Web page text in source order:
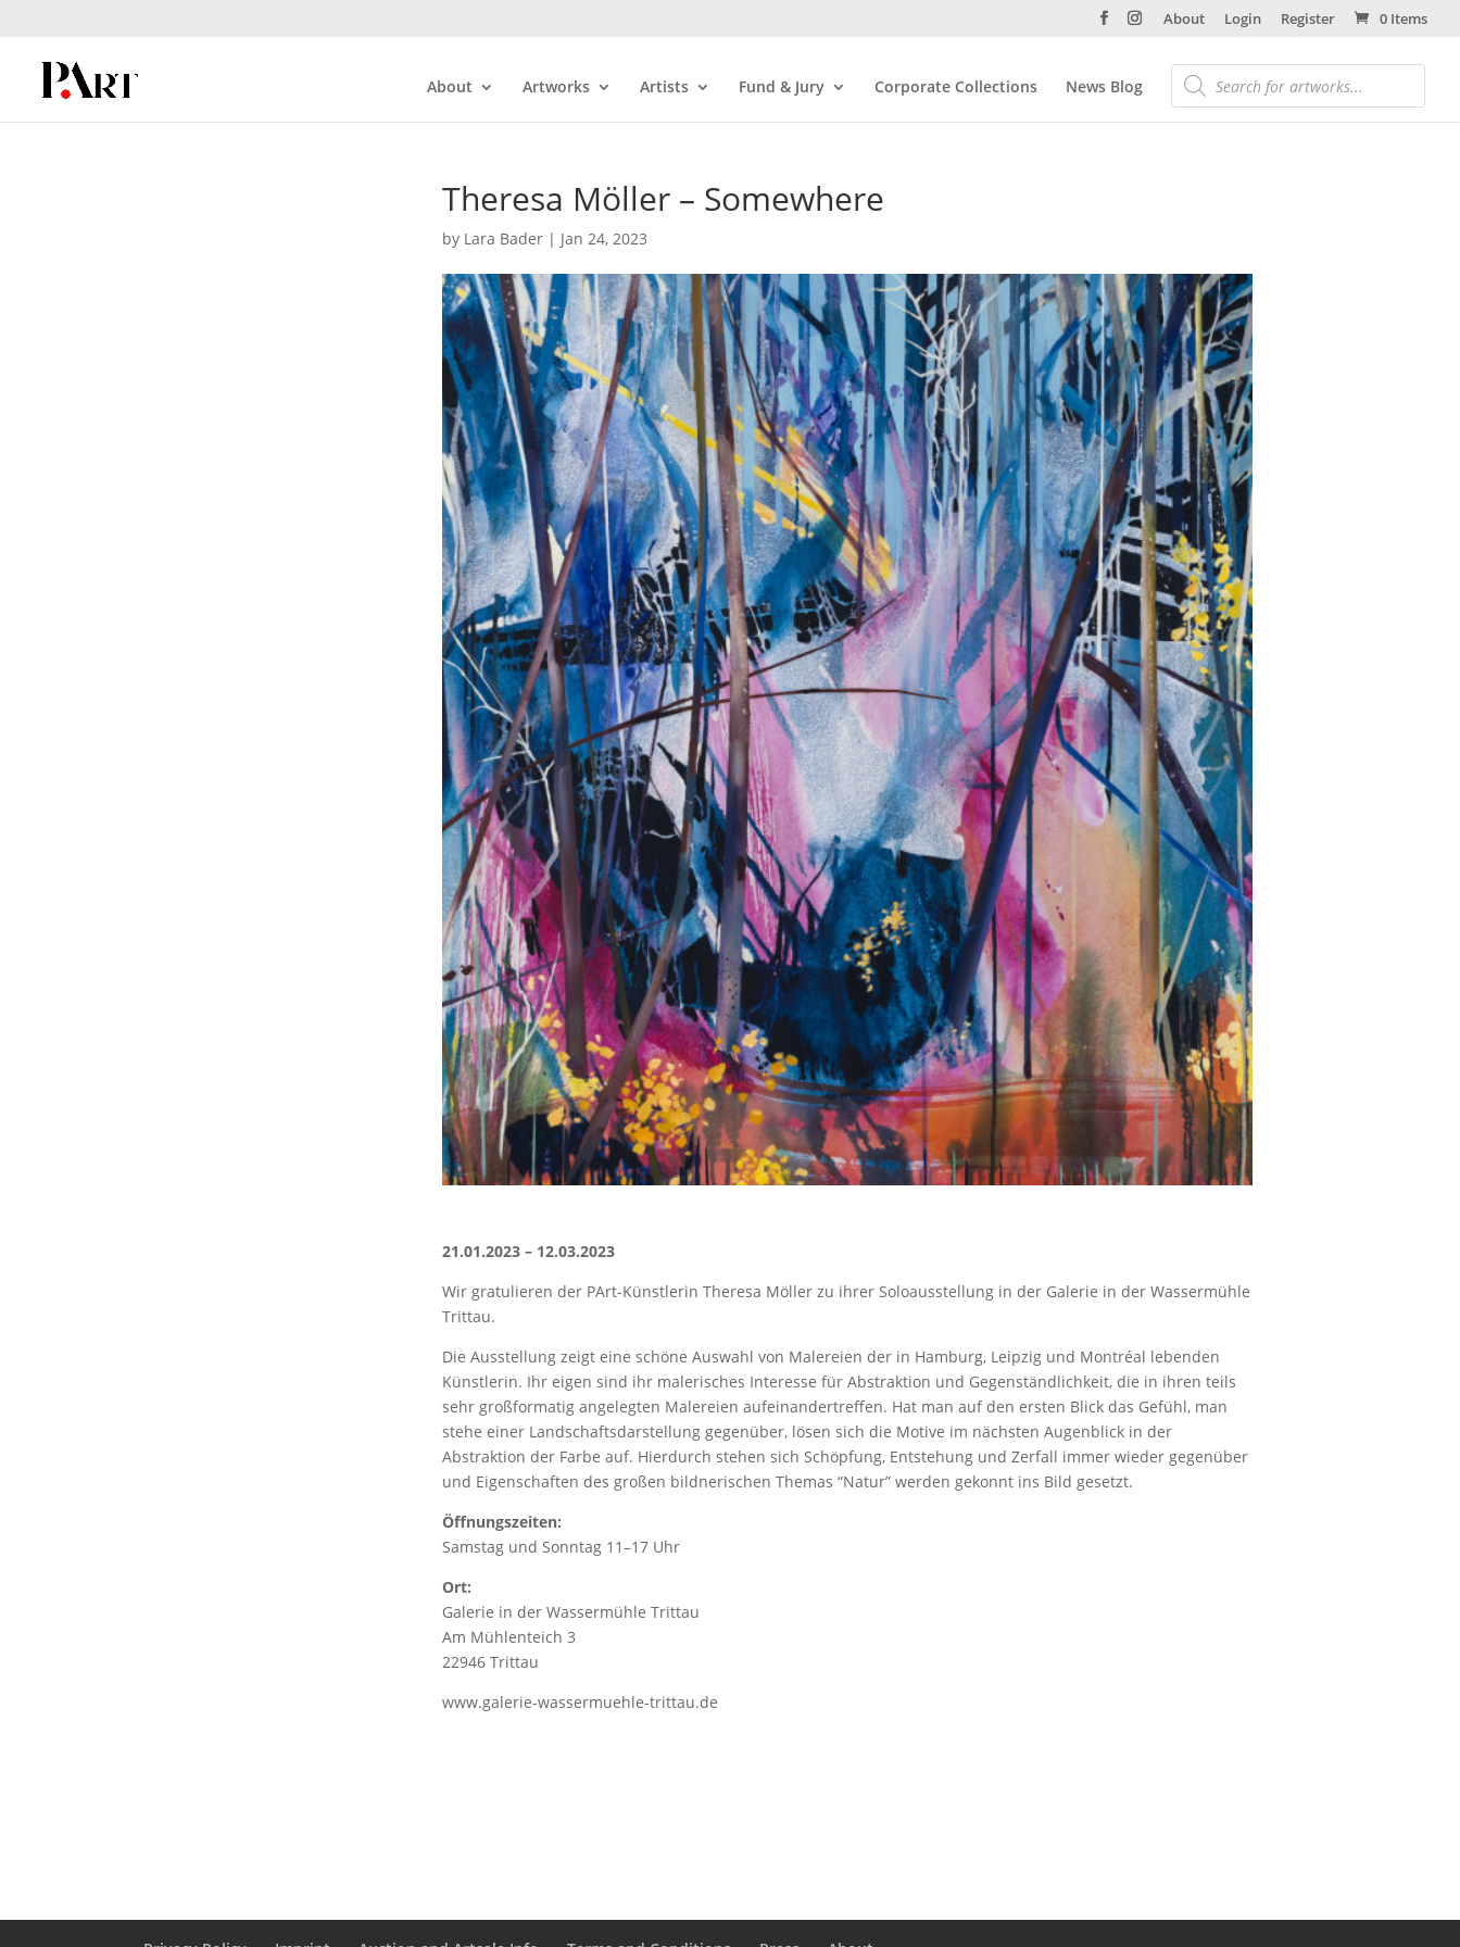
About Login Register 0 Items
About Artworks Artists Fund & Jury Corporate Collections News Blog
Theresa Möller – Somewhere
by Lara Bader | Jan 24, 2023
21.01.2023 – 12.03.2023
Wir gratulieren der PArt-Künstlerin Theresa Möller zu ihrer Soloausstellung in der Galerie in der Wassermühle
Trittau.
Die Ausstellung zeigt eine schöne Auswahl von Malereien der in Hamburg, Leipzig und Montréal lebenden
Künstlerin. Ihr eigen sind ihr malerisches Interesse für Abstraktion und Gegenständlichkeit, die in ihren teils
sehr großformatig angelegten Malereien aufeinandertreffen. Hat man auf den ersten Blick das Gefühl, man
stehe einer Landschaftsdarstellung gegenüber, lösen sich die Motive im nächsten Augenblick in der
Abstraktion der Farbe auf. Hierdurch stehen sich Schöpfung, Entstehung und Zerfall immer wieder gegenüber
und Eigenschaften des großen bildnerischen Themas “Natur” werden gekonnt ins Bild gesetzt.
Öffnungszeiten:
Samstag und Sonntag 11–17 Uhr
Ort:
Galerie in der Wassermühle Trittau
Am Mühlenteich 3
22946 Trittau
www.galerie-wassermuehle-trittau.de